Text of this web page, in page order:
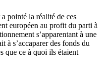
pointé la réalité de ces
européen au profit du parti à
s’apparentant à une
à s’accaparer des fonds du
que ce à quoi ils étaient